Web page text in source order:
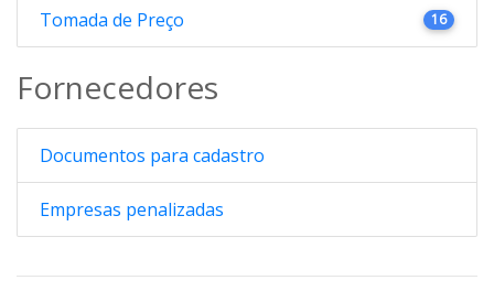
Tomada de Preço 16
Fornecedores
Documentos para cadastro
Empresas penalizadas